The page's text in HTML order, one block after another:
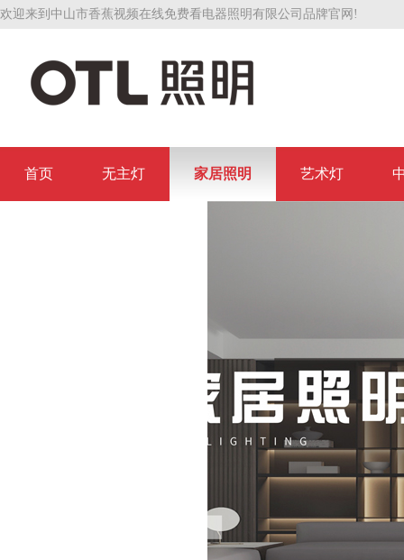
欢迎来到中山市香蕉视频在线免费看电器照明有限公司品牌官网!
首页 无主灯 家居照明 艺术灯